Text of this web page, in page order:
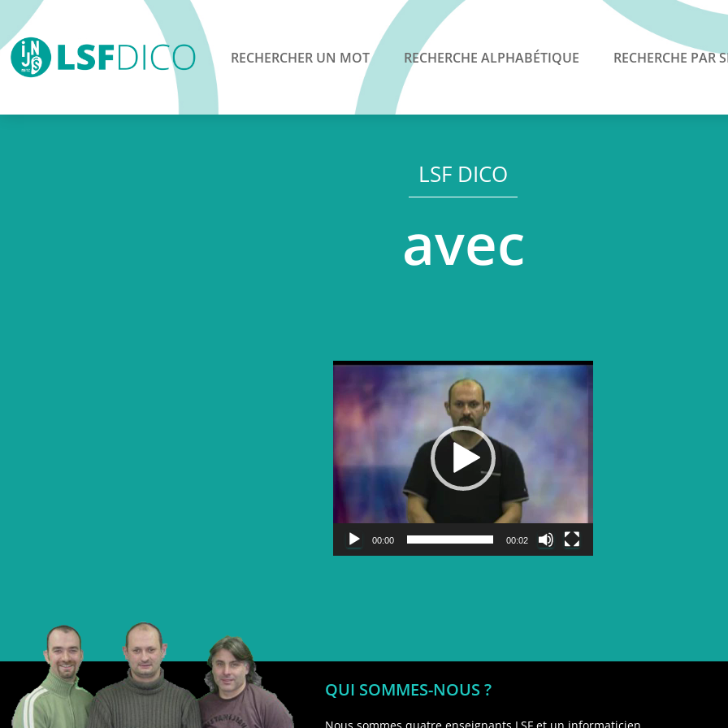
RECHERCHER UN MOT RECHERCHE ALPHABÉTIQUE RECHERCHE PAR
LSF DICO
avec
Lecteur
vidéo
00:00 00:02
QUI SOMMES-NOUS ?